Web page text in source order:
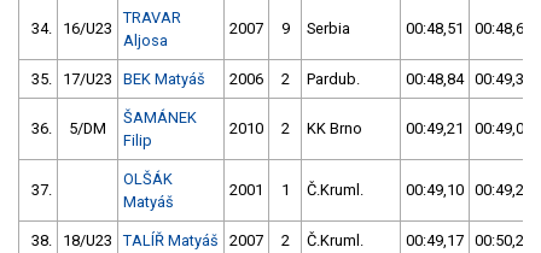
34. 16/U23
TRAVAR
Aljosa
2007 9 Serbia 00:48,51 00:48,65
35. 17/U23 BEK Matyáš 2006 2 Pardub. 00:48,84 00:49,37
36. 5/DM
ŠAMÁNEK
Filip
2010 2 KK Brno 00:49,21 00:49,05
37.
OLŠÁK
Matyáš
2001 1 Č.Kruml. 00:49,10 00:49,23
38. 18/U23 TALÍŘ Matyáš 2007 2 Č.Kruml. 00:49,17 00:50,23